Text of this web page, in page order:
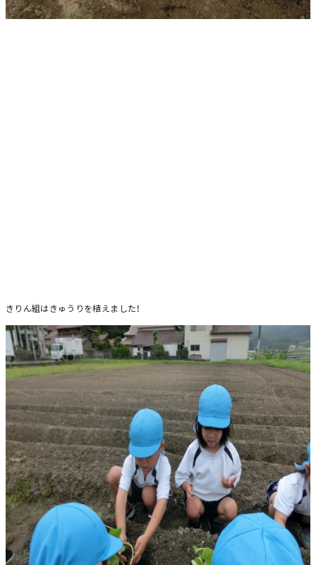
きりん組はきゅうりを植えました！